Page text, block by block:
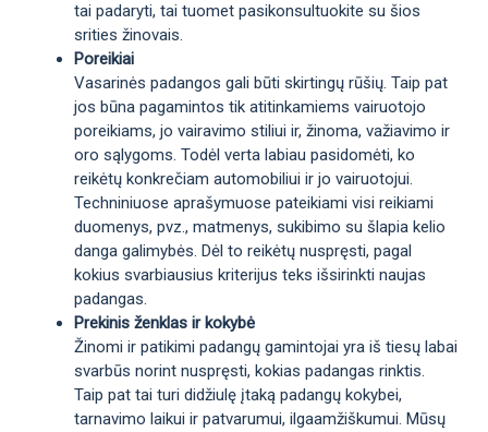
tai padaryti, tai tuomet pasikonsultuokite su šios
srities žinovais.
Poreikiai
Vasarinės padangos gali būti skirtingų rūšių. Taip pat
jos būna pagamintos tik atitinkamiems vairuotojo
poreikiams, jo vairavimo stiliui ir, žinoma, važiavimo ir
oro sąlygoms. Todėl verta labiau pasidomėti, ko
reikėtų konkrečiam automobiliui ir jo vairuotojui.
Techniniuose aprašymuose pateikiami visi reikiami
duomenys, pvz., matmenys, sukibimo su šlapia kelio
danga galimybės. Dėl to reikėtų nuspręsti, pagal
kokius svarbiausius kriterijus teks išsirinkti naujas
padangas.
Prekinis ženklas ir kokybė
Žinomi ir patikimi padangų gamintojai yra iš tiesų labai
svarbūs norint nuspręsti, kokias padangas rinktis.
Taip pat tai turi didžiulę įtaką padangų kokybei,
tarnavimo laikui ir patvarumui, ilgaamžiškumui. Mūsų